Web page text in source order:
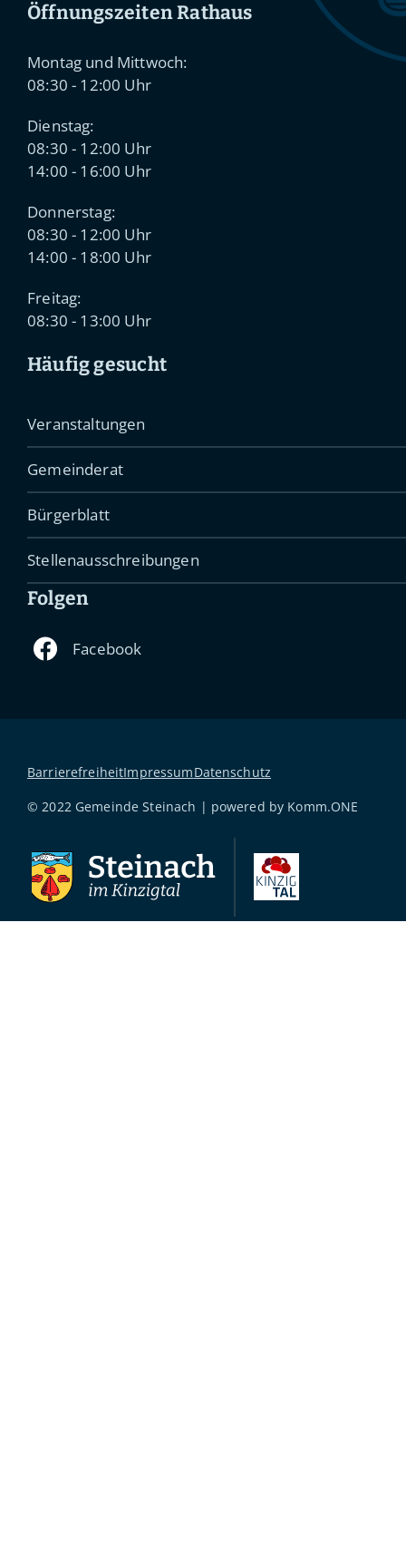
Öffnungszeiten Rathaus
Montag und Mittwoch:
08:30 - 12:00 Uhr
Dienstag:
08:30 - 12:00 Uhr
14:00 - 16:00 Uhr
Donnerstag:
08:30 - 12:00 Uhr
14:00 - 18:00 Uhr
Freitag:
08:30 - 13:00 Uhr
Häufig gesucht
Veranstaltungen
Gemeinderat
Bürgerblatt
Stellenausschreibungen
Folgen
BarrierefreiheitImpressumDatenschutz
© 2022 Gemeinde Steinach | powered by Komm.ONE